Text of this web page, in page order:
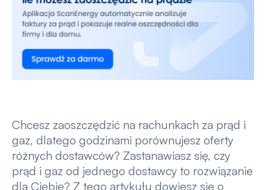
Chcesz zaoszczędzić na rachunkach za prąd i
gaz, dlatego godzinami porównujesz oferty
różnych dostawców? Zastanawiasz się, czy
prąd i gaz od jednego dostawcy to rozwiązanie
dla Ciebie? Z tego artykułu dowiesz się o